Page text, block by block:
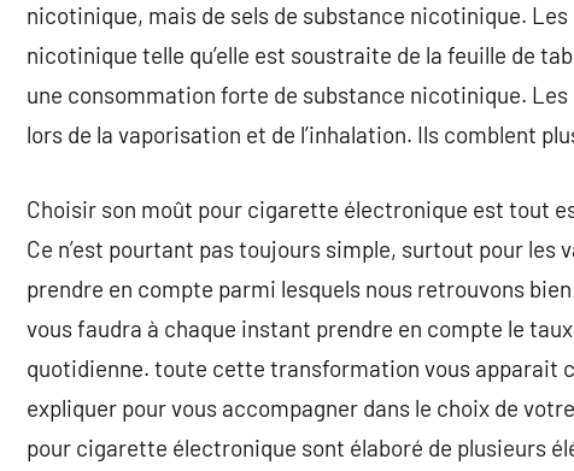
nicotinique, mais de sels de substance nicotinique.
nicotinique telle qu’elle est soustraite de la feuille de
une consommation forte de substance nicotinique.
lors de la vaporisation et de l’inhalation. Ils comblent
Choisir son moût pour cigarette électronique est tout
Ce n’est pourtant pas toujours simple, surtout pour
prendre en compte parmi lesquels nous retrouvons
vous faudra à chaque instant prendre en compte le
quotidienne. toute cette transformation vous apparait
expliquer pour vous accompagner dans le choix de
pour cigarette électronique sont élaboré de plusieurs